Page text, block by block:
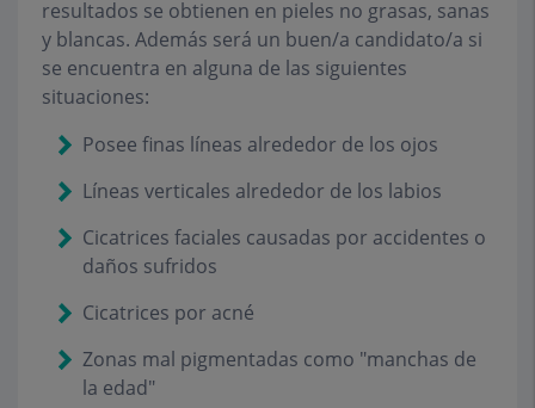
resultados se obtienen en pieles no grasas, sanas
y blancas. Además será un buen/a candidato/a si
se encuentra en alguna de las siguientes
situaciones:
Posee finas líneas alrededor de los ojos
Líneas verticales alrededor de los labios
Cicatrices faciales causadas por accidentes o
daños sufridos
Cicatrices por acné
Zonas mal pigmentadas como "manchas de
la edad"